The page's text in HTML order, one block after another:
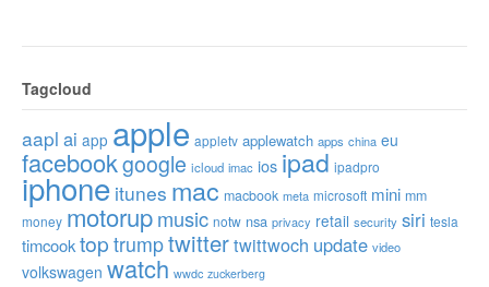
Tagcloud
aapl ai app apple appletv applewatch apps china eu
facebookgoogle icloud imac ios ipad ipadpro
iphone itunes mac macbook meta microsoft mini mm
money motorupmusic notw nsa privacy retail security siri tesla
timcooktop trumptwittertwittwoch update video
volkswagen watch wwdc zuckerberg